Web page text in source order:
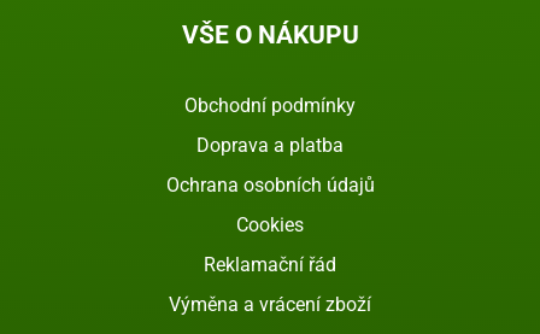
VŠE O NÁKUPU
Obchodní podmínky
Doprava a platba
Ochrana osobních údajů
Cookies
Reklamační řád
Výměna a vrácení zboží